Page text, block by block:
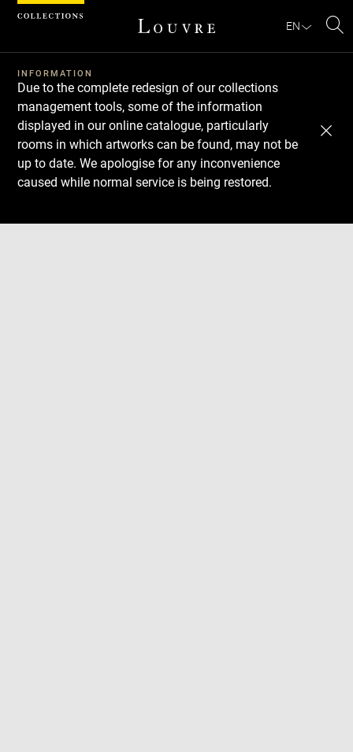
EN
INFORMATION
Due to the complete redesign of our collections
management tools, some of the information
displayed in our online catalogue, particularly
rooms in which artworks can be found, may not be
up to date. We apologise for any inconvenience
caused while normal service is being restored.
Download
Next
Previous
Cookies management panel